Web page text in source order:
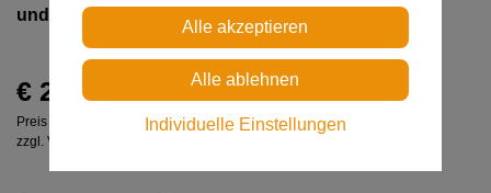
und STRATO (5er-Pack)
€ 27,00
Preis inkl. MwSt.
zzgl. Versandkosten
Individuelle Einstellungen